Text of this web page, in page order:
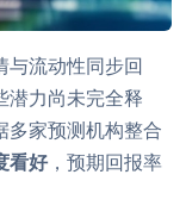
与流动性同步回
潜力尚未完全释
多家预测机构整合
看好，预期回报率